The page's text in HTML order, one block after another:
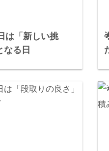
は「新しい挑
なる日